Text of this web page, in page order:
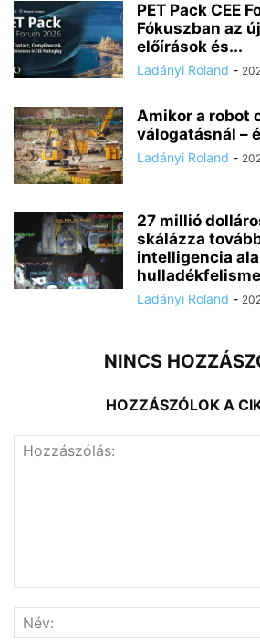
PET Pack CEE
Fókuszban az
előírások és...
Ladányi Roland -
Amikor a robot
válogatásnál –
Ladányi Roland -
27 millió
skálázza
intelligencia
Ladányi Roland -
NINCS
HOZZÁSZÓLOK A